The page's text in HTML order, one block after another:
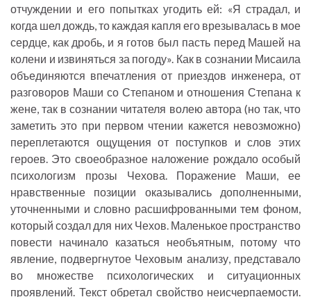
отчуждении и его попытках угодить ей: «Я страдал, и
когда шел дождь, то каждая капля его врезывалась в мое
сердце, как дробь, и я готов был пасть перед Машей на
колени и извиняться за погоду». Как в сознании Мисаила
объединяются впечатления от приездов инженера, от
разговоров Маши со Степаном и отношения Степана к
жене, так в сознании читателя волею автора (но так, что
заметить это при первом чтении кажется невозможно)
переплетаются ощущения от поступков и слов этих
героев. Это своеобразное наложение рождало особый
психологизм прозы Чехова. Поражение Маши, ее
нравственные позиции оказывались дополненными,
уточненными и словно расшифрованными тем фоном,
который создал для них Чехов. Маленькое пространство
повести начинало казаться необъятным, потому что
явление, подвергнутое Чеховым анализу, представало
во множестве психологических и ситуационных
проявлений. Текст обретал свойство неисчерпаемости.